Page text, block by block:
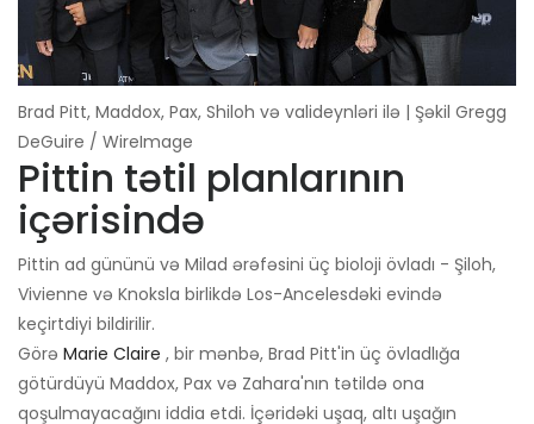
Brad Pitt, Maddox, Pax, Shiloh və valideynləri ilə | Şəkil Gregg
DeGuire / WireImage
Pittin tətil planlarının
içərisində
Pittin ad gününü və Milad ərəfəsini üç bioloji övladı - Şiloh,
Vivienne və Knoksla birlikdə Los-Ancelesdəki evində
keçirtdiyi bildirilir.
Görə Marie Claire , bir mənbə, Brad Pitt'in üç övladlığa
götürdüyü Maddox, Pax və Zahara'nın tətildə ona
qoşulmayacağını iddia etdi. İçəridəki uşaq, altı uşağın